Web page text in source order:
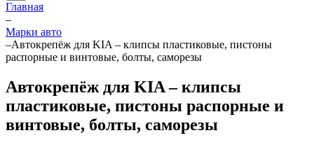
Главная
–
Марки авто
–Автокрепёж для KIA – клипсы пластиковые, пистоны
распорные и винтовые, болты, саморезы
Автокрепёж для KIA – клипсы
пластиковые, пистоны распорные и
винтовые, болты, саморезы